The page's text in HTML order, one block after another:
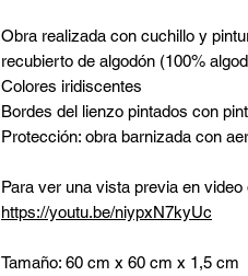
Obra realizada con cuchillo y
recubierto de algodón (100%
Colores iridiscentes
Bordes del lienzo pintados con
Protección: obra barnizada con
Para ver una vista previa en
https://youtu.be/niypxN7kyUc
Tamaño: 60 cm x 60 cm x 1,5 cm